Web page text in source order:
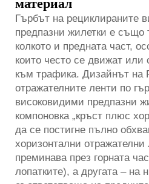
материал
Гърбът на рециклираните
предпазни жилетки е също
колкото и предната част,
които често се движат или
към трафика. Дизайнът на
отражателните ленти по
високовидими предпазни
компоновка „кръст плюс
да се постигне пълно
хоризонтални отражателни
преминава през горната
лопатките), а другата – на